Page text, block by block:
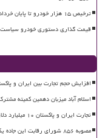
ترخیص ۱۵ هزار خودرو تا پایان خرداد
قیمت گذاری دستوری خودرو سیاست
افزایش حجم تجارت بین ایران و پاکستان به رقم
اسلام آباد میزبان دهمین کمیته
تجارت ایران و پاکستان ۱۰ میلیارد دلار در محاصره موانع تجاری
مصوبه ۸۵۶ شورای رقابت این جاده یک طرفه است